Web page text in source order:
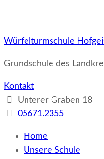
Würfelturmschule
Grundschule des
Kontakt
Unterer Graben 18
05671.2355
Home
Unsere Schule